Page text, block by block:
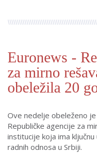
Euronews -
za mirno
obeležila 20
Ove nedelje obeleženo
Republičke agencije za
institucije koja ima
radnih odnosa u Srbiji.